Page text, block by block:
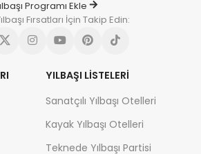
Programı Ekle
Fırsatları İçin Takip Edin:
YILBAŞI LISTELERI
Sanatçılı Yılbaşı Otelleri
Kayak Yılbaşı Otelleri
Teknede Yılbaşı Partisi